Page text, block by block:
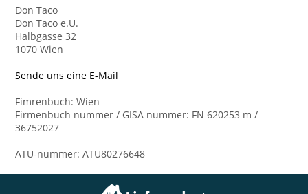
Don Taco
Don Taco e.U.
Halbgasse 32
1070 Wien
Sende uns eine E-Mail
Fimrenbuch: Wien
Firmenbuch nummer / GISA nummer: FN 620253 m /
36752027
ATU-nummer: ATU80276648